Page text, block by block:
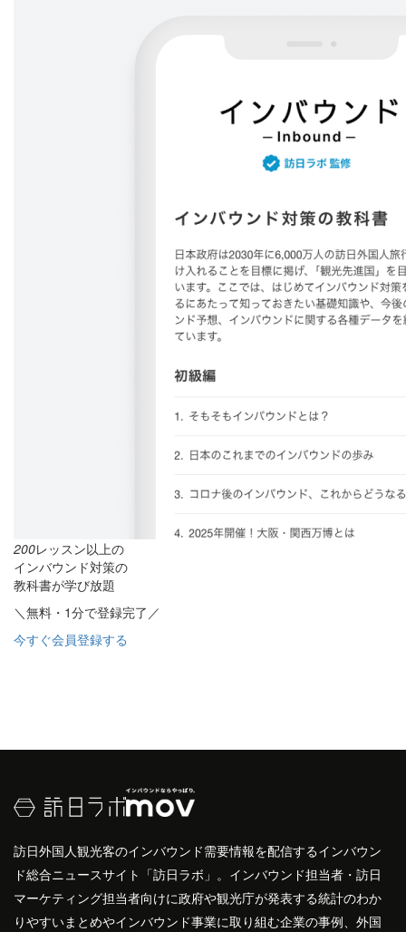
200レッスン以上の
インバウンド対策の
教科書が学び放題
＼無料・1分で登録完了／
今すぐ会員登録する
訪日外国人観光客のインバウンド需要情報を配信するインバウン
ド総合ニュースサイト「訪日ラボ」。インバウンド担当者・訪日
マーケティング担当者向けに政府や観光庁が発表する統計のわか
りやすいまとめやインバウンド事業に取り組む企業の事例、外国